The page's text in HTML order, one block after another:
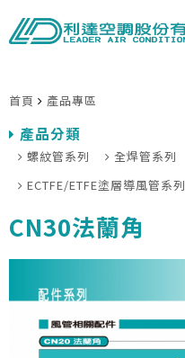
首頁 產品專區
產品分類
螺紋管系列 全焊管系列
ECTFE/ETFE塗層導風管系列
CN30法蘭角